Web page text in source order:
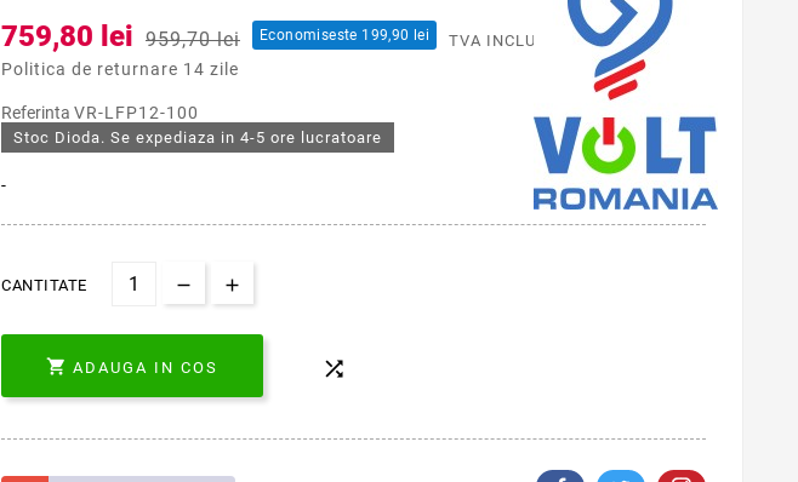
759,80 lei 959,70 lei Economiseste 199,90 lei TVA INCLUS
Politica de returnare 14 zile
Referinta VR-LFP12-100
Stoc Dioda. Se expediaza in 4-5 ore lucratoare
-
CANTITATE
 ADAUGA IN COS 